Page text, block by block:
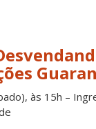
às 15h –